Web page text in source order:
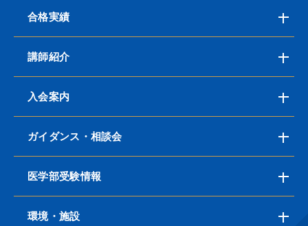
合格実績
講師紹介
入会案内
ガイダンス・相談会
医学部受験情報
環境・施設